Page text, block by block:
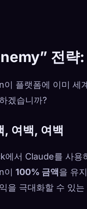
전략
이 플랫폼에 이미 세
겠습니까?
, 여백, 여백
에서 Claude를 사용
이 100% 금액을 유
을 극대화할 수 있